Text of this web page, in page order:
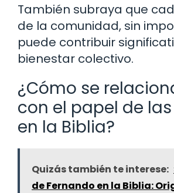
También subraya que
de la comunidad, sin
puede contribuir
bienestar colectivo.
¿Cómo se
con el papel de
en la Biblia?
Quizás también te interese:
de Fernando en la Biblia: